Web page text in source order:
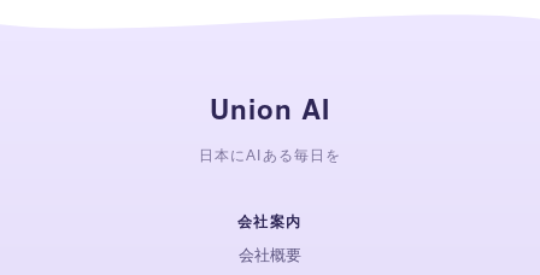
Union AI
日本にAIある毎日を
会社案内
会社概要